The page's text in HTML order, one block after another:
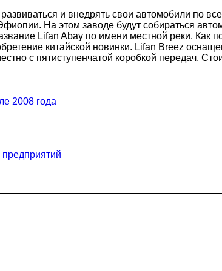
и внедрять свои автомобили по
На этом заводе будут собираться
Lifan Abay по имени местной реки. Как
китайской новинки. Lifan Breez
с пятиступенчатой коробкой передач.
2008 года